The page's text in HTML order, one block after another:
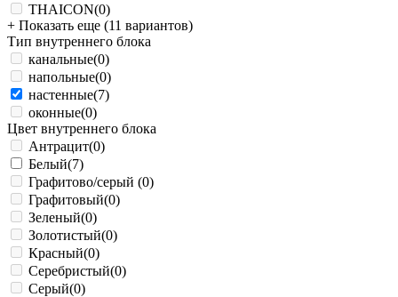
THAICON(0)
+ Показать еще (11 вариантов)
Тип внутреннего блока
канальные(0)
напольные(0)
настенные(7)
оконные(0)
Цвет внутреннего блока
Антрацит(0)
Белый(7)
Графитово/серый (0)
Графитовый(0)
Зеленый(0)
Золотистый(0)
Красный(0)
Серебристый(0)
Серый(0)